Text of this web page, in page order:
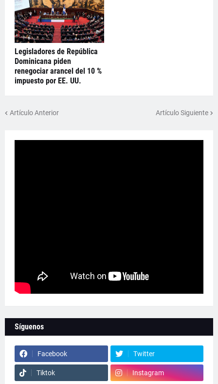
Legisladores de República
Dominicana piden
renegociar arancel del 10 %
impuesto por EE. UU.
Artículo Anterior Artículo Siguiente
Síguenos
Facebook Twitter
Tiktok Instagram